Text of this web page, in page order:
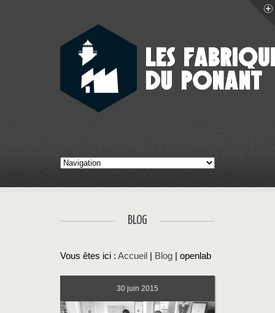
BLOG
Vous êtes ici : Accueil Blog | openlab
30 juin 2015